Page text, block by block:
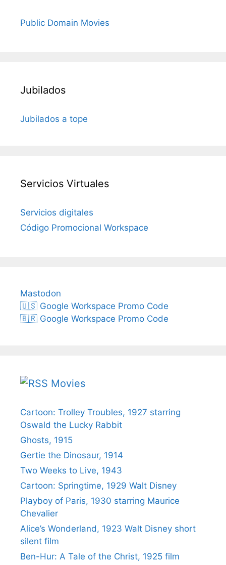
Public Domain Movies
Jubilados
Jubilados a tope
Servicios Virtuales
Servicios digitales
Código Promocional Workspace
Mastodon
🇺🇸 Google Workspace Promo Code
🇧🇷 Google Workspace Promo Code
Movies
Cartoon: Trolley Troubles, 1927 starring
Oswald the Lucky Rabbit
Ghosts, 1915
Gertie the Dinosaur, 1914
Two Weeks to Live, 1943
Cartoon: Springtime, 1929 Walt Disney
Playboy of Paris, 1930 starring Maurice
Chevalier
Alice’s Wonderland, 1923 Walt Disney short
silent film
Ben-Hur: A Tale of the Christ, 1925 film